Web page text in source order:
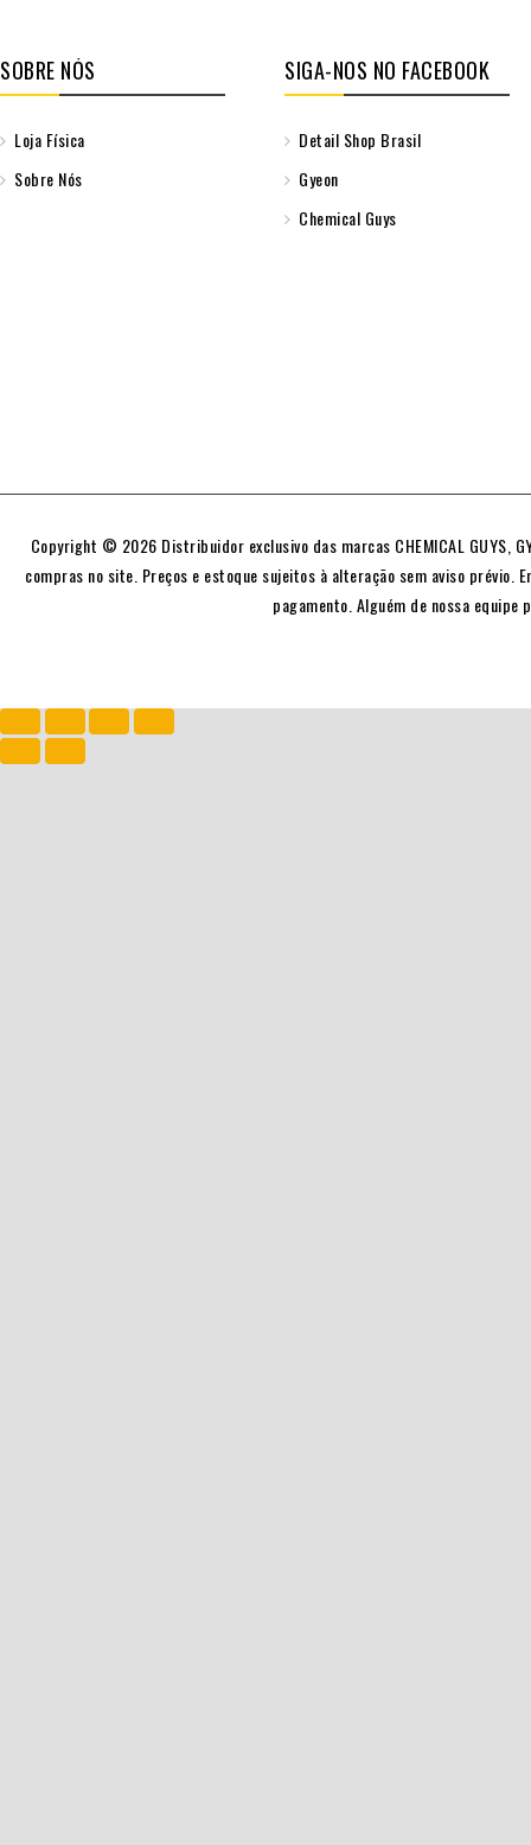
SOBRE NÓS
Loja Física
Sobre Nós
SIGA-NOS NO FACEBOOK
Detail Shop Brasil
Gyeon
Chemical Guys
Copyright © 2026 Distribuidor exclusivo das marcas CHEMICAL GUYS,
compras no site. Preços e estoque sujeitos à alteração sem aviso prévio.
pagamento. Alguém de nossa